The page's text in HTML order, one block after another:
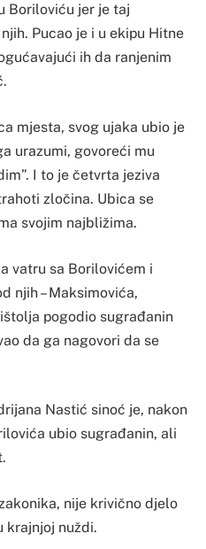
Boriloviću jer je taj
Pucao je i u ekipu Hitne
ih da ranjenim
mjesta, svog ujaka ubio je
urazumi, govoreći mu
I to je četvrta jeziva
zločina. Ubica se
svojim najbližima.
vatru sa Borilovićem i
njih – Maksimovića,
pogodio sugrađanin
da ga nagovori da se
Nastić sinoć je, nakon
ubio sugrađanin, ali
nije krivično djelo
krajnjoj nuždi.